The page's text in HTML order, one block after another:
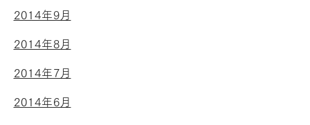
2014年9月
2014年8月
2014年7月
2014年6月